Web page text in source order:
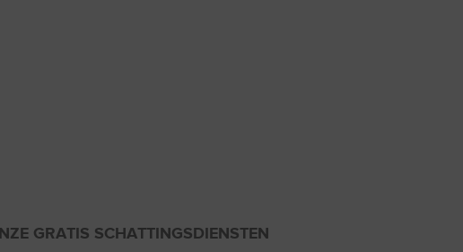
GRATIS SCHATTINGSDIENSTEN